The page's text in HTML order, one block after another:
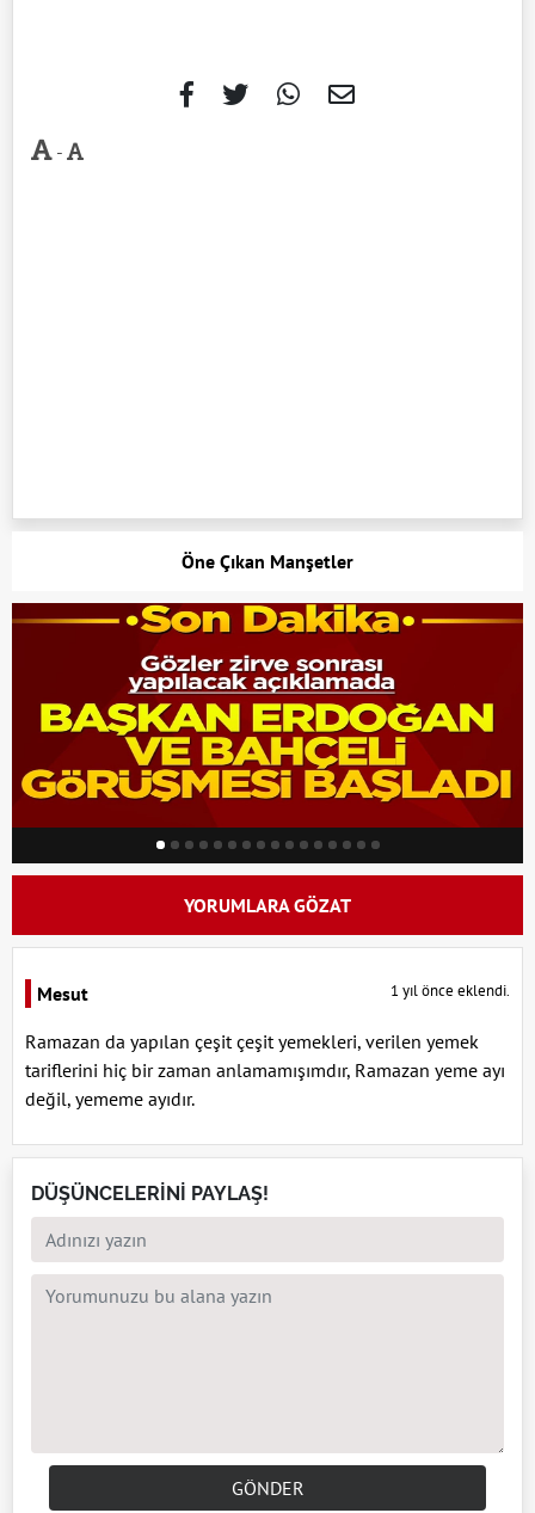
-
Öne Çıkan Manşetler
YORUMLARA GÖZAT
Mesut 1 yıl önce eklendi.
Ramazan da yapılan çeşit çeşit yemekleri, verilen yemek
tariflerini hiç bir zaman anlamamışımdır, Ramazan yeme ayı
değil, yememe ayıdır.
DÜŞÜNCELERİNİ PAYLAŞ!
GÖNDER